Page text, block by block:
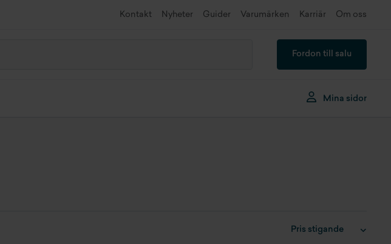
Kontakt Nyheter Guider Varumärken Karriär Om oss
Fordon till salu
Mina sidor